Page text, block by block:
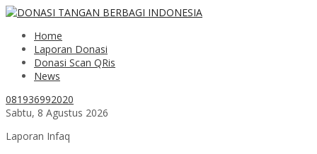
Home
Laporan Donasi
Donasi Scan QRis
News
081936992020
Sabtu, 8 Agustus 2026
Laporan Infaq